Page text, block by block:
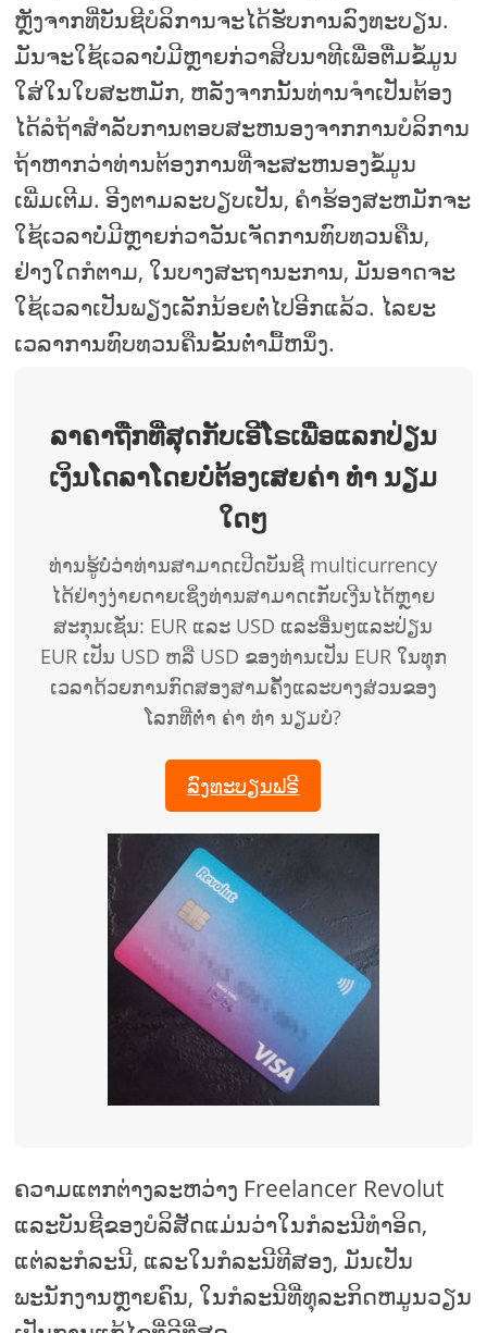
ຫຼັງຈາກທີ່ບັນຊີບໍລິການຈະໄດ້ຮັບການລົງທະບຽນ.
ມັນຈະໃຊ້ເວລາບໍ່ມີຫຼາຍກ່ວາສິບນາທີເພື່ອຕື່ມຂໍ້ມູນ
ໃສ່ໃນໃບສະຫມັກ, ຫລັງຈາກນັ້ນທ່ານຈໍາເປັນຕ້ອງ
ໄດ້ລໍຖ້າສໍາລັບການຕອບສະຫນອງຈາກການບໍລິການ
ຖ້າຫາກວ່າທ່ານຕ້ອງການທີ່ຈະສະຫນອງຂໍ້ມູນ
ເພີ່ມເຕີມ. ອີງຕາມລະບຽບເປັນ, ຄໍາຮ້ອງສະຫມັກຈະ
ໃຊ້ເວລາບໍ່ມີຫຼາຍກ່ວາວັນເຈັດການທົບທວນຄືນ,
ຢ່າງໃດກໍຕາມ, ໃນບາງສະຖານະການ, ມັນອາດຈະ
ໃຊ້ເວລາເປັນພຽງເລັກນ້ອຍຕໍ່ໄປອີກແລ້ວ. ໄລຍະ
ເວລາການທົບທວນຄືນຂັ້ນຕ່ໍາມື້ຫນຶ່ງ.
ລາຄາຖືກທີ່ສຸດກັບເອີໂຣເພື່ອແລກປ່ຽນ
ເງິນໂດລາໂດຍບໍ່ຕ້ອງເສຍຄ່າ ທຳ ນຽມ
ໃດໆ
ທ່ານຮູ້ບໍ່ວ່າທ່ານສາມາດເປີດບັນຊີ multicurrency
ໄດ້ຢ່າງງ່າຍດາຍເຊິ່ງທ່ານສາມາດເກັບເງີນໄດ້ຫຼາຍ
ສະກຸນເຊັ່ນ: EUR ແລະ USD ແລະອື່ນໆແລະປ່ຽນ
EUR ເປັນ USD ຫລື USD ຂອງທ່ານເປັນ EUR ໃນທຸກ
ເວລາດ້ວຍການກົດສອງສາມຄັ້ງແລະບາງສ່ວນຂອງ
ໂລກທີ່ຕໍ່າ ຄ່າ ທຳ ນຽມບໍ?
ລົງທະບຽນຟຣີ
ຄວາມແຕກຕ່າງລະຫວ່າງ Freelancer Revolut
ແລະບັນຊີຂອງບໍລິສັດແມ່ນວ່າໃນກໍລະນີທໍາອິດ,
ແຕ່ລະກໍລະນີ, ແລະໃນກໍລະນີທີສອງ, ມັນເປັນ
ພະນັກງານຫຼາຍຄົນ, ໃນກໍລະນີທີ່ທຸລະກິດຫມູນວຽນ